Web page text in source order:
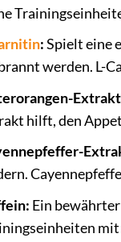
:Spielt eine
werden. L-
hilft, den
Ein